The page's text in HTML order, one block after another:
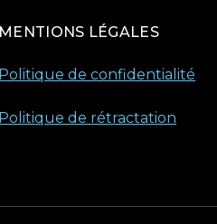
MENTIONS LÉGALES
Politique de confidentialité
Politique de rétractation